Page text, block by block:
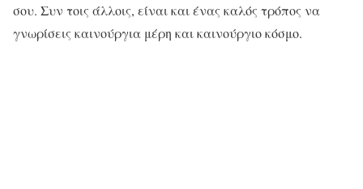
σου. Συν τοις άλλοις, είναι και ένας καλός τρόπος να
γνωρίσεις καινούργια μέρη και καινούργιο κόσμο.